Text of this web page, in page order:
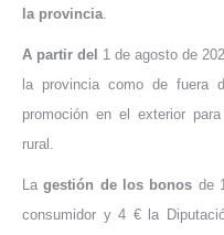
la provincia.
A partir del 1 de agosto de
la provincia como de fuera
promoción en el exterior
rural.
Lagestión de los bonos de
consumidor y 4 € la